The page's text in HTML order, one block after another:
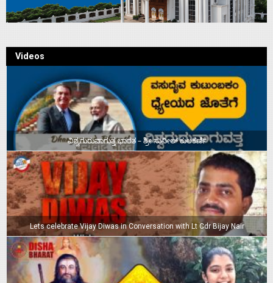
Videos
ವಿಶ್ವಗುರುವಾಗುತ್ತ ಭಾರತ – ಶ್ರೀ ಸುನೀಲ್‌ ಕುಲಕರ್ಣಿ
Lets celebrate Vijay Diwas in Conversation with Lt Cdr Bijay Nair